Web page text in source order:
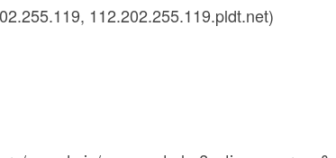
112.202.255.119.pldt.net)